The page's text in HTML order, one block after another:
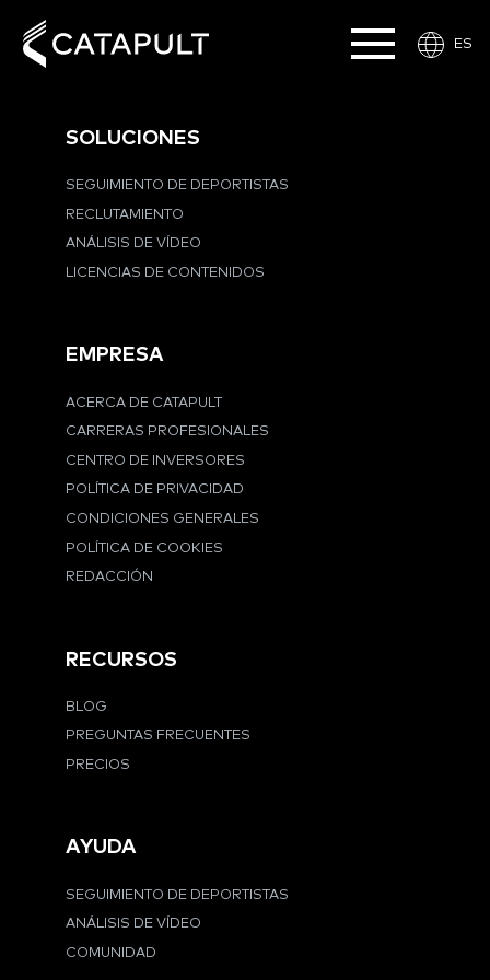
ES
SOLUCIONES
SEGUIMIENTO DE DEPORTISTAS
RECLUTAMIENTO
ANÁLISIS DE VÍDEO
LICENCIAS DE CONTENIDOS
EMPRESA
ACERCA DE CATAPULT
CARRERAS PROFESIONALES
CENTRO DE INVERSORES
POLÍTICA DE PRIVACIDAD
CONDICIONES GENERALES
POLÍTICA DE COOKIES
REDACCIÓN
RECURSOS
BLOG
PREGUNTAS FRECUENTES
PRECIOS
AYUDA
SEGUIMIENTO DE DEPORTISTAS
ANÁLISIS DE VÍDEO
COMUNIDAD